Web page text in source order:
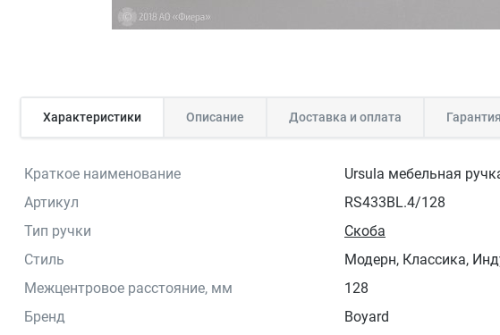
Характеристики Описание Доставка и оплата Гарантия
Краткое наименование
Ursula мебельная
Артикул
RS433BL.4/128
Тип ручки
Скоба
Стиль
Модерн, Классика,
Межцентровое расстояние, мм
128
Бренд
Boyard